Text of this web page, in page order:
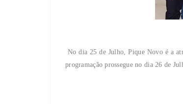
No dia 25 de Julho, Pique Novo é a
programação prossegue no dia 26 de